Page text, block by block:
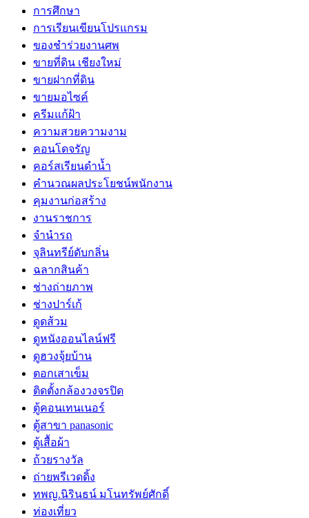
การศึกษา
การเรียนเขียนโปรแกรม
ของชำร่วยงานศพ
ขายที่ดิน เชียงใหม่
ขายฝากที่ดิน
ขายมอไซค์
ครีมแก้ฝ้า
ความสวยความงาม
คอนโดจรัญ
คอร์สเรียนดำน้ำ
คำนวณผลประโยชน์พนักงาน
คุมงานก่อสร้าง
งานราชการ
จำนำรถ
จุลินทรีย์ดับกลิ่น
ฉลากสินค้า
ช่างถ่ายภาพ
ช่างปาร์เก้
ดูดส้วม
ดูหนังออนไลน์ฟรี
ดูฮวงจุ้ยบ้าน
ตอกเสาเข็ม
ติดตั้งกล้องวงจรปิด
ตู้คอนเทนเนอร์
ตู้สาขา panasonic
ตู้เสื้อผ้า
ถ้วยรางวัล
ถ่ายพรีเวดดิ้ง
ทพญ.นิรินธน์ มโนทรัพย์ศักดิ์
ท่องเที่ยว